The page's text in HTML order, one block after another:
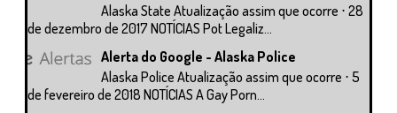
Alaska State Atualização assim que ocorre ⋅ 28
de dezembro de 2017 NOTÍCIAS Pot Legaliz...
Alerta do Google - Alaska Police
Alaska Police Atualização assim que ocorre ⋅ 5
de fevereiro de 2018 NOTÍCIAS A Gay Porn...